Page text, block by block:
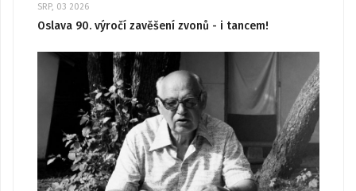
SRP, 03 2026
Oslava 90. výročí zavěšení zvonů - i tancem!